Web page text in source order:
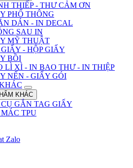
THIẾP - THƯ CẢM ƠN
PHỔ THÔNG
DÁN - IN DECAL
SAU IN
MỸ THUẬT
- HỘP GIẤY
BỒI
LÌ XÌ - IN BAO THƯ - IN THIỆP
NẾN - GIẤY GÓI
KHÁC
GẮN TAG GIẤY
TPU
Zalo